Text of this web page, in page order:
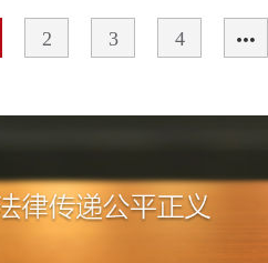
2 3 4